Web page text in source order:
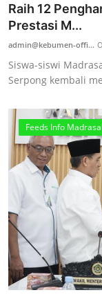
Raih 12
Prestasi M...
admin@kebumen-offi...
Siswa-siswi
Serpong kembali
Feeds Info